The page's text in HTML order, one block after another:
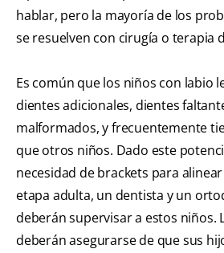
hablar, pero la mayoría de los
se resuelven con cirugía o terapia
Es común que los niños con labio
dientes adicionales, dientes
malformados, y frecuentemente
que otros niños. Dado este
necesidad de brackets para
etapa adulta, un dentista y un
deberán supervisar a estos niños.
deberán asegurarse de que sus